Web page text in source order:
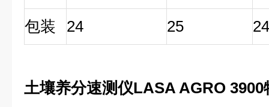
包装
24 25 24
土壤养分速测仪LASA AGRO 3900